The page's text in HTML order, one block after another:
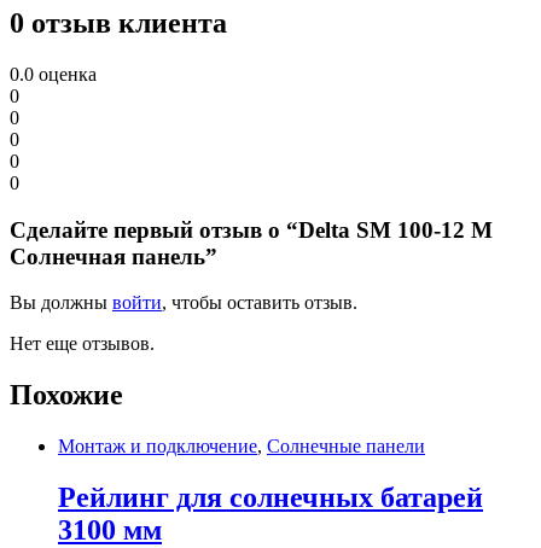
0 отзыв клиента
0.0 оценка
0
0
0
0
0
Сделайте первый отзыв о “Delta SM 100-12 M
Солнечная панель”
Вы должны войти, чтобы оставить отзыв.
Нет еще отзывов.
Похожие
Монтаж и подключение, Солнечные панели
Рейлинг для солнечных батарей
3100 мм